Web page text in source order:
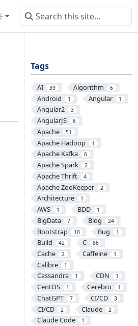
Tags
AI 39 Algorithm 6
Android 1 Angular 1
Angular2 3
AngularJS 6
Apache 51
Apache Hadoop 1
Apache Kafka 6
Apache Spark 2
Apache Thrift 4
Apache ZooKeeper 2
Architecture 1
AWS 1 BDD 1
BigData 7 Blog 24
Bootstrap 10 Bug 1
Build 42 C 86
Cache 2 Caffeine 1
Calibre 1
Cassandra 1 CDN 1
CentOS 1 Cerebro 1
ChatGPT 7 CI/CD 3
CI/CD 2 Claude 2
Claude Code 1